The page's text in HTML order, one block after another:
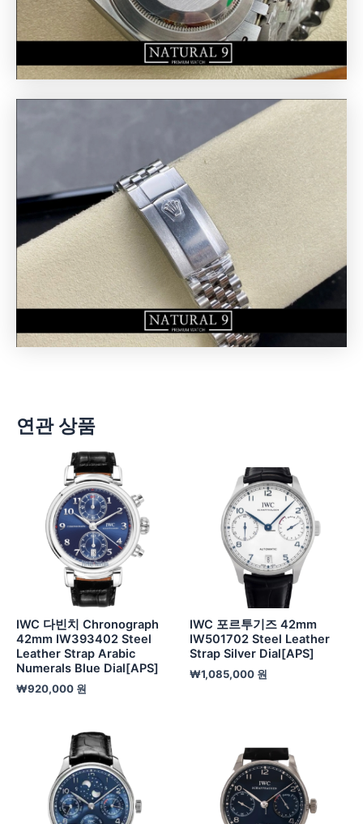
연관 상품
IWC 다빈치 Chronograph
42mm IW393402 Steel
Leather Strap Arabic
Numerals Blue Dial[APS]
₩920,000 원
IWC 포르투기즈 42mm
IW501702 Steel Leather
Strap Silver Dial[APS]
₩1,085,000 원